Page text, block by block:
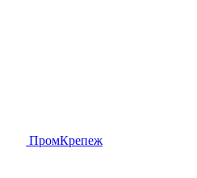
ПромКрепеж